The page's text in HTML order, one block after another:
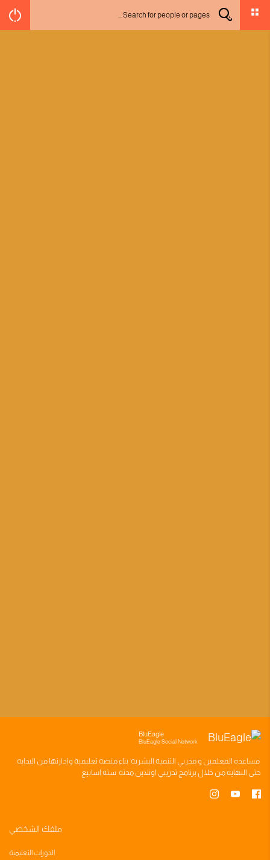
BluEagle
BluEagle Social Network
مساعده المعلمين ومدربي التنميه البشريه بناءمنصه تعليميه وادارتها من البدايه
حتى النهايه من خلال برنامج تدريبي اونلاين مدته سته اسابيع
ملفك الشخصي
الدورات التعليمية